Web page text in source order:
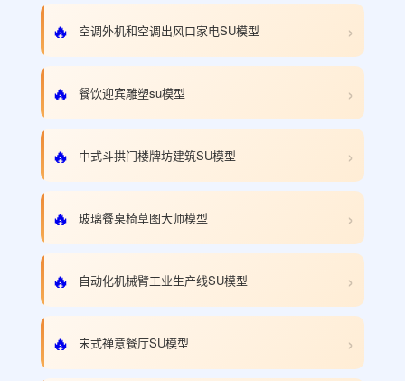
🔥 空调外机和空调出风口家电SU模型 ›
🔥 餐饮迎宾雕塑su模型 ›
🔥 中式斗拱门楼牌坊建筑SU模型 ›
🔥 玻璃餐桌椅草图大师模型 ›
🔥 自动化机械臂工业生产线SU模型 ›
🔥 宋式禅意餐厅SU模型 ›